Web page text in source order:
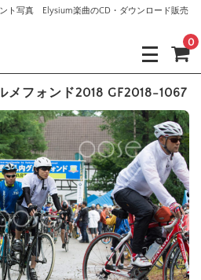
ト写真 Elysium楽曲のCD・ダウンロード販売
0
メフォンド2018 GF2018-1067